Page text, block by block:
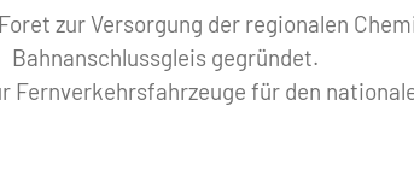
zur Versorgung der regionalen
Bahnanschlussgleis gegründet.
für den